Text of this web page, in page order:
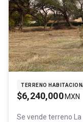
TERRENO
$6,240,000 MXN
Se vende terreno